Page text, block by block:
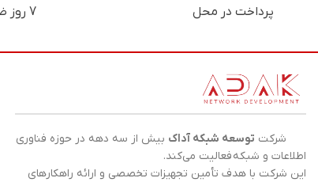
پرداخت در محل 7 روز ضمانت بازگشت پول
شرکت توسعه شبکه آداک بیش از سه دهه در حوزه فناوری
اطلاعات و شبکهفعالیت می‌کند.
این شرکت با هدف تأمین تجهیزات تخصصی و ارائه راهکارهای